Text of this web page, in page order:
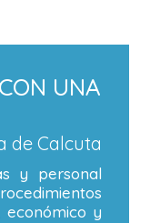
UNA
de Calcuta
y personal
y